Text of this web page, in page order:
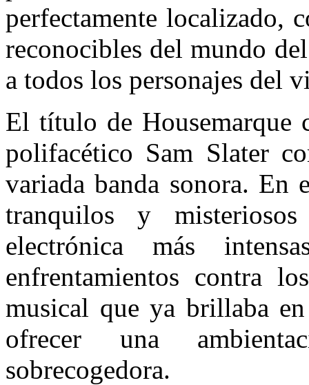
perfectamente localizado,
reconocibles del mundo
a todos los personajes del
El título de Housemarque
polifacético Sam Slater
variada banda sonora. En
tranquilos y
electrónica más
enfrentamientos contra
musical que ya brillaba
ofrecer una
sobrecogedora.